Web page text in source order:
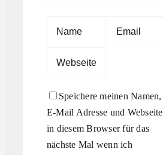
Speichere meinen Namen,
E-Mail Adresse und Webseite
in diesem Browser für das
nächste Mal wenn ich